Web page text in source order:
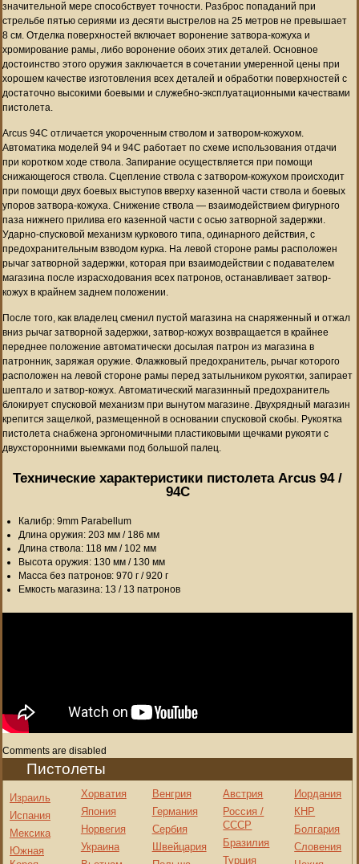
значительной мере способствует точности. Разброс попаданий при
стрельбе пятью сериями из десяти выстрелов на 25 метров не превышает
8 см. Отделка поверхностей включает воронение затвора-кожуха и
хромирование рамы, либо воронение обоих этих деталей. Основное
достоинство этого оружия заключается в сочетании умеренной цены при
хорошем качестве изготовления всех деталей и обработки поверхностей с
достаточно высокими боевыми и служебно-эксплуатационными качествами
пистолета.
Arcus 94C отличается укороченным стволом и затвором-кожухом.
Автоматика моделей 94 и 94C работает по схеме использования отдачи
при коротком ходе ствола. Запирание осуществляется при помощи
снижающегося ствола. Сцепление ствола с затвором-кожухом происходит
при помощи двух боевых выступов вверху казенной части ствола и боевых
упоров затвора-кожуха. Снижение ствола — взаимодействием фигурного
паза нижнего прилива его казенной части с осью затворной задержки.
Ударно-спусковой механизм куркового типа, одинарного действия, с
предохранительным взводом курка. На левой стороне рамы расположен
рычаг затворной задержки, которая при взаимодействии с подавателем
магазина после израсходования всех патронов, останавливает затвор-
кожух в крайнем заднем положении.
После того, как владелец сменил пустой магазина на снаряженный и отжал
вниз рычаг затворной задержки, затвор-кожух возвращается в крайнее
переднее положение автоматически досылая патрон из магазина в
патронник, заряжая оружие. Флажковый предохранитель, рычаг которого
расположен на левой стороне рамы перед затыльником рукоятки, запирает
шептало и затвор-кожух. Автоматический магазинный предохранитель
блокирует спусковой механизм при вынутом магазине. Двухрядный магазин
крепится защелкой, размещенной в основании спусковой скобы. Рукоятка
пистолета снабжена эргономичными пластиковыми щечками рукояти с
двухсторонними выемками под большой палец.
Технические характеристики пистолета Arcus 94 /
94C
Калибр: 9mm Parabellum
Длина оружия: 203 мм / 186 мм
Длина ствола: 118 мм / 102 мм
Высота оружия: 130 мм / 130 мм
Масса без патронов: 970 г / 920 г
Емкость магазина: 13 / 13 патронов
Comments are disabled
Пистолеты
Израиль
Испания
Мексика
Южная
Хорватия
Япония
Норвегия
Украина
Венгрия
Германия
Сербия
Швейцария
Австрия
Россия /
СССР
Бразилия
Турция
Иордания
КНР
Болгария
Словения